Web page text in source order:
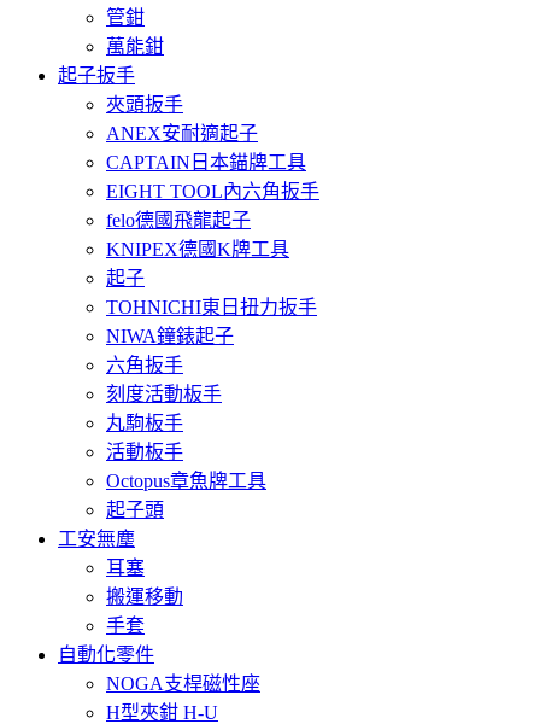
管鉗
萬能鉗
起子扳手
夾頭扳手
ANEX安耐適起子
CAPTAIN日本錨牌工具
EIGHT TOOL內六角扳手
felo德國飛龍起子
KNIPEX德國K牌工具
起子
TOHNICHI東日扭力扳手
NIWA鐘錶起子
六角扳手
刻度活動板手
丸駒板手
活動板手
Octopus章魚牌工具
起子頭
工安無塵
耳塞
搬運移動
手套
自動化零件
NOGA支桿磁性座
H型夾鉗 H-U